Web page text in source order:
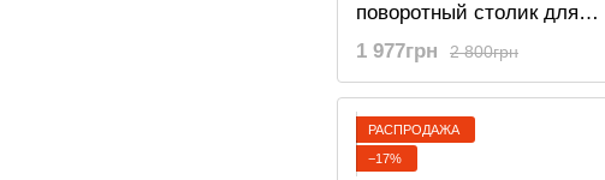
поворотный столик для
предметной съёмки 3D с
подсветкой Heonyirry C250,
диаметр 25 см, Черный
2 800грн
1 977грн
РАСПРОДАЖА
−17%